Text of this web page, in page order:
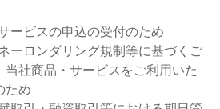
ービスの申込の受付のため
ーロンダリング規制等に基づくご
社商品・サービスをご利用いた
ため